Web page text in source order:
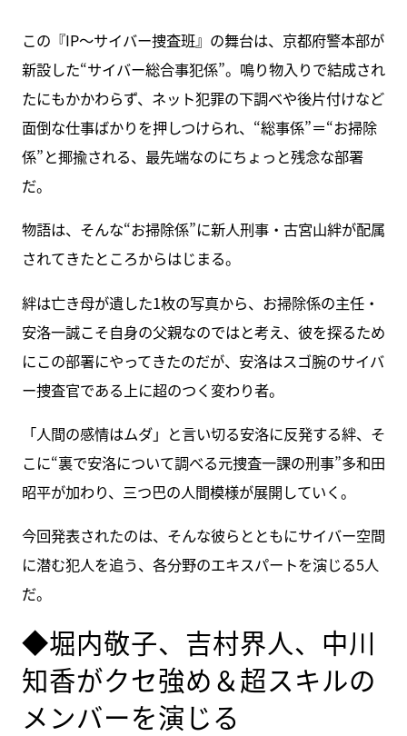
この『IP～サイバー捜査班』の舞台は、京都府警本部が
新設した“サイバー総合事犯係”。鳴り物入りで結成され
たにもかかわらず、ネット犯罪の下調べや後片付けなど
面倒な仕事ばかりを押しつけられ、“総事係”＝“お掃除
係”と揶揄される、最先端なのにちょっと残念な部署
だ。
物語は、そんな“お掃除係”に新人刑事・古宮山絆が配属
されてきたところからはじまる。
絆は亡き母が遺した1枚の写真から、お掃除係の主任・
安洛一誠こそ自身の父親なのではと考え、彼を探るため
にこの部署にやってきたのだが、安洛はスゴ腕のサイバ
ー捜査官である上に超のつく変わり者。
「人間の感情はムダ」と言い切る安洛に反発する絆、そ
こに“裏で安洛について調べる元捜査一課の刑事”多和田
昭平が加わり、三つ巴の人間模様が展開していく。
今回発表されたのは、そんな彼らとともにサイバー空間
に潜む犯人を追う、各分野のエキスパートを演じる5人
だ。
◆堀内敬子、吉村界人、中川
知香がクセ強め＆超スキルの
メンバーを演じる